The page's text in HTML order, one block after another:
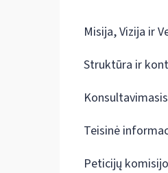
Misija, Vizija ir
Struktūra ir
Teisinė
Peticijų